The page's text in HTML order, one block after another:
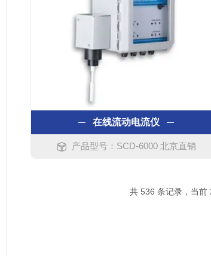
在线流动电流仪
产品型号：SCD-6000 北京直销
共 536 条记录，当前